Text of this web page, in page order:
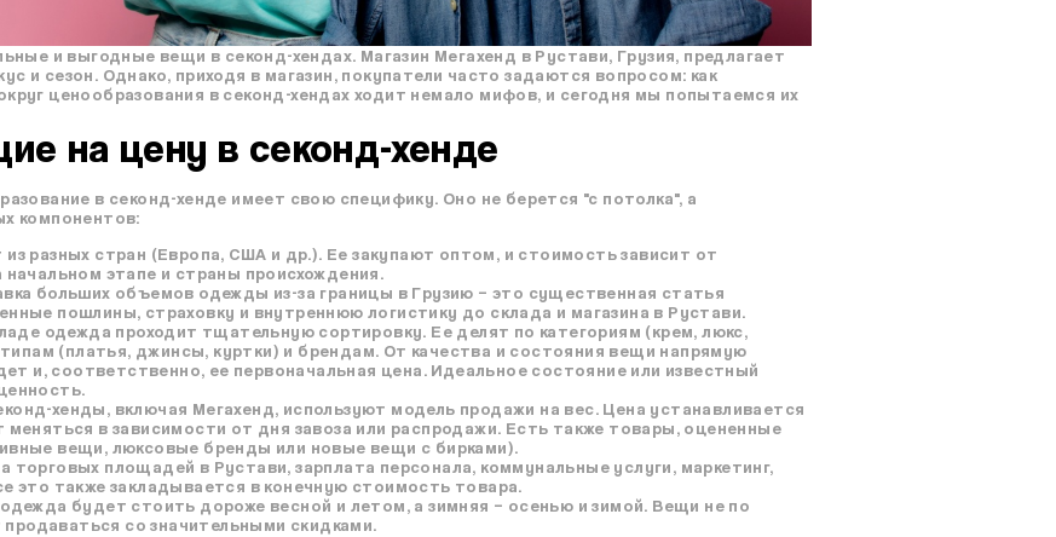
и выгодные вещи в секонд-хендах. Магазин Мегахенд в Рустави, Грузия, предлагает
и сезон. Однако, приходя в магазин, покупатели часто задаются вопросом: как
ценообразования в секонд-хендах ходит немало мифов, и сегодня мы попытаемся их
на цену в секонд-хенде
в секонд-хенде имеет свою специфику. Оно не берется "с потолка", а
компонентов:
разных стран (Европа, США и др.). Ее закупают оптом, и стоимость зависит от
этапе и страны происхождения.
больших объемов одежды из-за границы в Грузию – это существенная статья
пошлины, страховку и внутреннюю логистику до склада и магазина в Рустави.
одежда проходит тщательную сортировку. Ее делят по категориям (крем, люкс,
(платья, джинсы, куртки) и брендам. От качества и состояния вещи напрямую
и, соответственно, ее первоначальная цена. Идеальное состояние или известный
хенды, включая Мегахенд, используют модель продажи на вес. Цена устанавливается
в зависимости от дня завоза или распродажи. Есть также товары, оцененные
вещи, люксовые бренды или новые вещи с бирками).
торговых площадей в Рустави, зарплата персонала, коммунальные услуги, маркетинг,
это также закладывается в конечную стоимость товара.
будет стоить дороже весной и летом, а зимняя – осенью и зимой. Вещи не по
со значительными скидками.